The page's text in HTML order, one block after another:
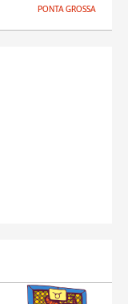
PONTA GROSSA